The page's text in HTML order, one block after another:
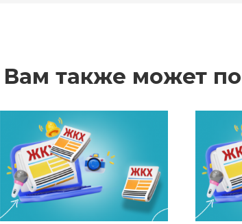
Вам также может